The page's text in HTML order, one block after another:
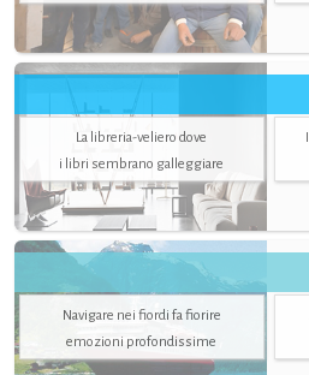
La libreria-veliero dove
i libri sembrano galleggiare
Navigare nei fiordi fa fiorire
emozioni profondissime